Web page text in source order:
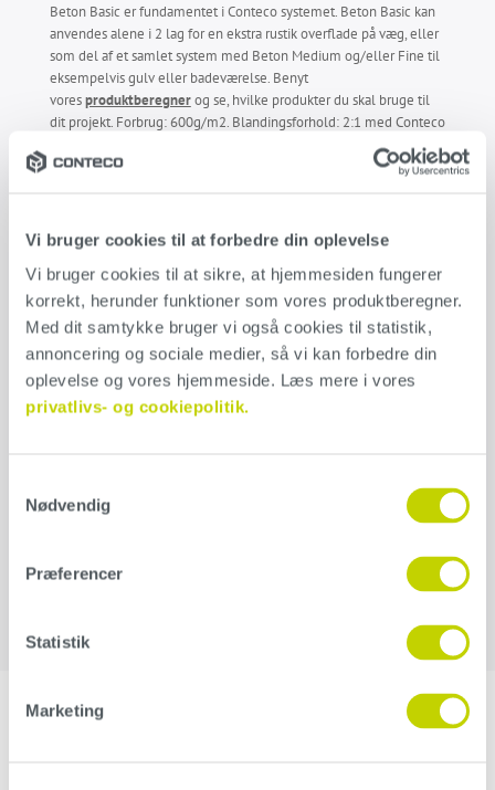
Vi bruger cookies til at forbedre din oplevelse
Vi bruger cookies til at sikre, at hjemmesiden fungerer
korrekt, herunder funktioner som vores produktberegner.
Med dit samtykke bruger vi også cookies til statistik,
annoncering og sociale medier, så vi kan forbedre din
privatlivs- og cookiepolitik.
Nødvendig
Præferencer
Statistik
Marketing
Beton Basic er fundamentet i Conteco systemet. Beton Basic kan
anvendes alene i 2 lag for en ekstra rustik overflade på væg, eller
som del af et samlet system med Beton Medium og/eller Fine til
eksempelvis gulv eller badeværelse. Benyt
voresproduktberegnerog se, hvilke produkter du skal bruge til
dit projekt. Forbrug: 600g/m2. Blandingsforhold: 2:1 med Conteco
Conteco kan anvendes på stort set alle overflader, så længe
underlaget er fast, jævnt, og ikke-sugende. Læs altid vores
udførlige instruktionsguide inden projektets opstart.Hent vores
guide her
Yderligere information
Størrelse